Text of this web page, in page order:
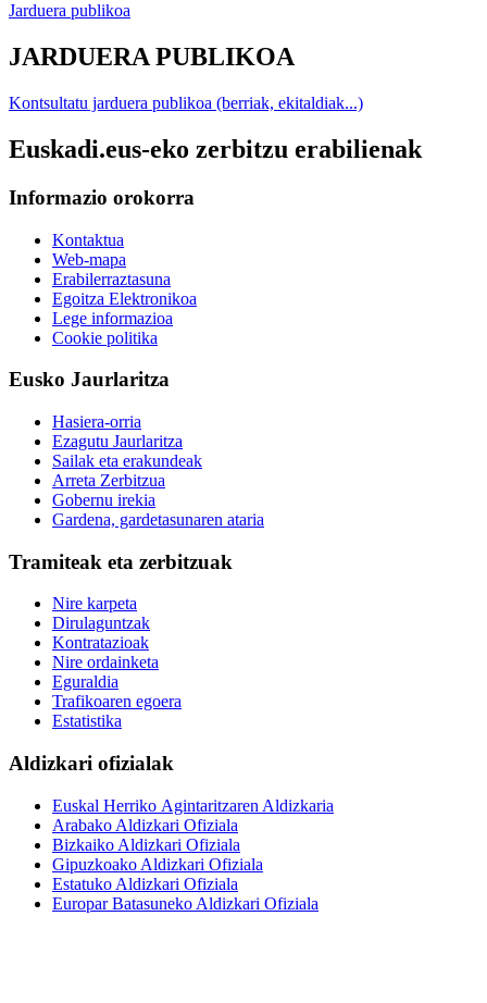
Jarduera publikoa
JARDUERA PUBLIKOA
Kontsultatu jarduera publikoa (berriak, ekitaldiak...)
Euskadi.eus-eko zerbitzu erabilienak
Informazio orokorra
Kontaktua
Web-mapa
Erabilerraztasuna
Egoitza Elektronikoa
Lege informazioa
Cookie politika
Eusko Jaurlaritza
Hasiera-orria
Ezagutu Jaurlaritza
Sailak eta erakundeak
Arreta Zerbitzua
Gobernu irekia
Gardena, gardetasunaren ataria
Tramiteak eta zerbitzuak
Nire karpeta
Dirulaguntzak
Kontratazioak
Nire ordainketa
Eguraldia
Trafikoaren egoera
Estatistika
Aldizkari ofizialak
Euskal Herriko Agintaritzaren Aldizkaria
Arabako Aldizkari Ofiziala
Bizkaiko Aldizkari Ofiziala
Gipuzkoako Aldizkari Ofiziala
Estatuko Aldizkari Ofiziala
Europar Batasuneko Aldizkari Ofiziala